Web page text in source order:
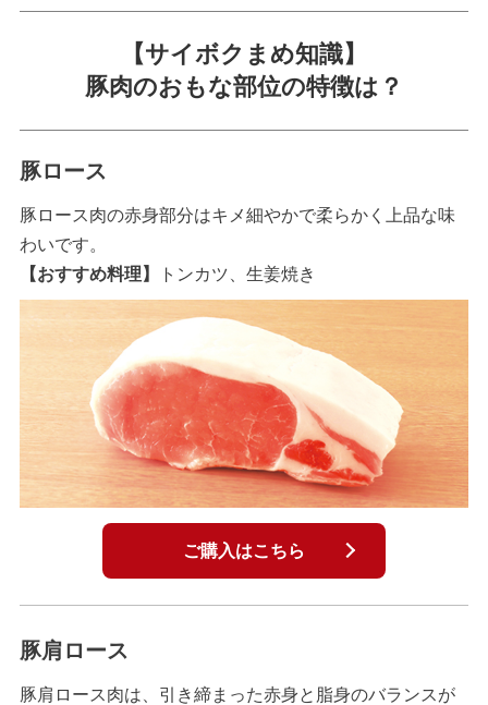
【サイボクまめ知識】
豚肉のおもな部位の特徴は？
豚ロース
豚ロース肉の赤身部分はキメ細やかで柔らかく上品な味
わいです。
【おすすめ料理】
トンカツ、生姜焼き
ご購入はこちら
豚肩ロース
豚肩ロース肉は、引き締まった赤身と脂身のバランスが